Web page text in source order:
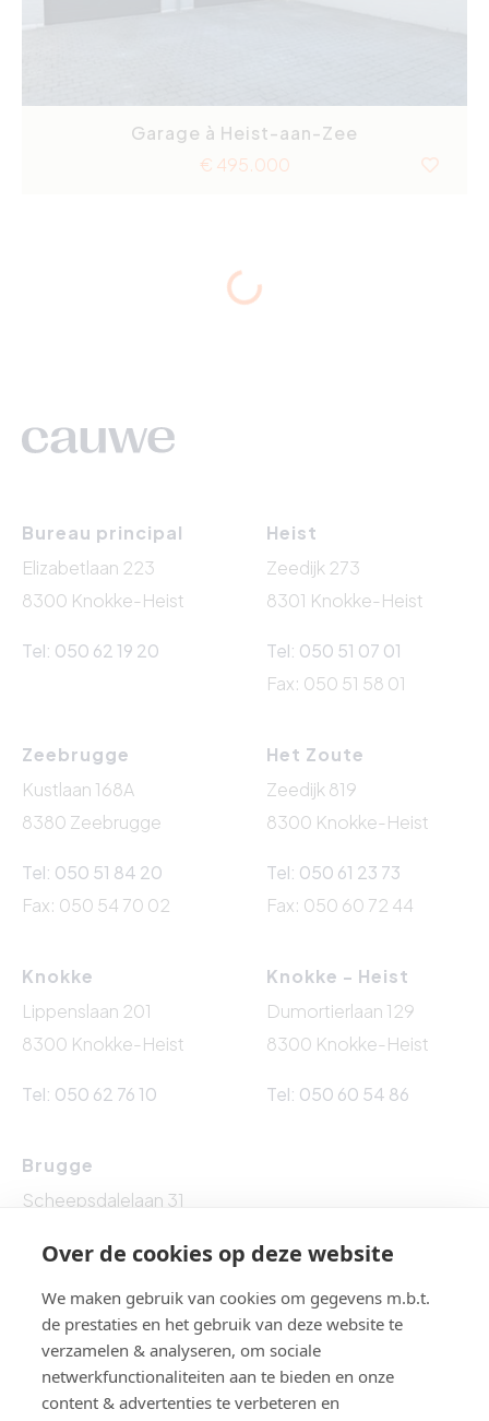
Garage à Heist-aan-Zee
€ 495.000
Bureau principal
Elizabetlaan 223
8300 Knokke-Heist
Tel: 050 62 19 20
Heist
Zeedijk 273
8301 Knokke-Heist
Tel: 050 51 07 01
Fax: 050 51 58 01
Zeebrugge
Kustlaan 168A
8380 Zeebrugge
Tel: 050 51 84 20
Fax: 050 54 70 02
Het Zoute
Zeedijk 819
8300 Knokke-Heist
Tel: 050 61 23 73
Fax: 050 60 72 44
Knokke
Lippenslaan 201
8300 Knokke-Heist
Tel: 050 62 76 10
Knokke - Heist
Dumortierlaan 129
8300 Knokke-Heist
Tel: 050 60 54 86
Brugge
Scheepsdalelaan 31
BTW BE 0861.524.009 - BA EN BORGSTELLING : NV AXA
Over de cookies op deze website
We maken gebruik van cookies om gegevens m.b.t.
de prestaties en het gebruik van deze website te
verzamelen & analyseren, om sociale
netwerkfunctionaliteiten aan te bieden en onze
content & advertenties te verbeteren en